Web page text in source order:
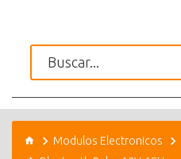
Modulos Electronicos